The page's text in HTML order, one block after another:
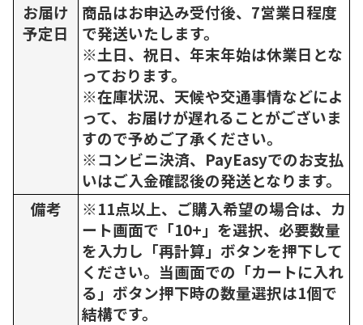
お届け
予定日
商品はお申込み受付後、7営業日程度
で発送いたします。
※土日、祝日、年末年始は休業日とな
っております。
※在庫状況、天候や交通事情などによ
って、お届けが遅れることがございま
すので予めご了承ください。
※コンビニ決済、PayEasyでのお支払
いはご入金確認後の発送となります。
備考
※11点以上、ご購入希望の場合は、カ
ート画面で「10+」を選択、必要数量
を入力し「再計算」ボタンを押下して
ください。当画面での「カートに入れ
る」ボタン押下時の数量選択は1個で
結構です。